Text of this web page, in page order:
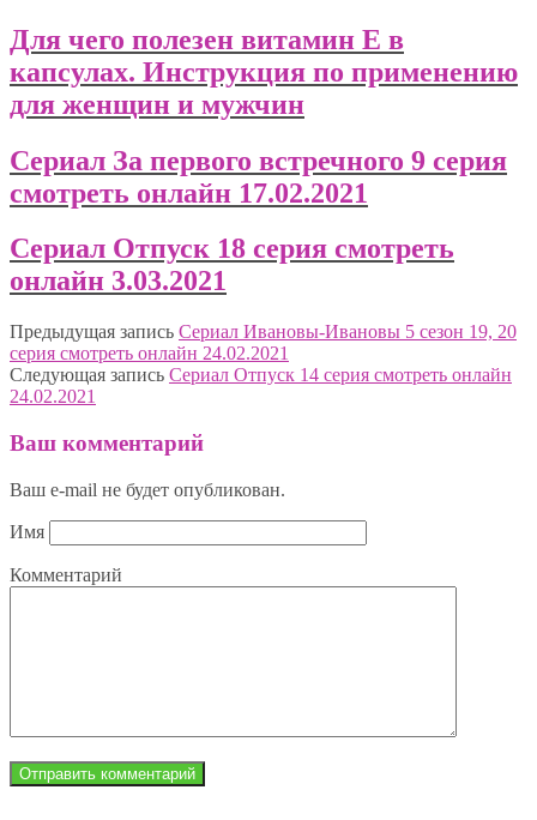
Для чего полезен витамин Е в
капсулах. Инструкция по применению
для женщин и мужчин
Сериал За первого встречного 9 серия
смотреть онлайн 17.02.2021
Сериал Отпуск 18 серия смотреть
онлайн 3.03.2021
Предыдущая запись Сериал Ивановы-Ивановы 5 сезон 19, 20
серия смотреть онлайн 24.02.2021
Следующая запись Сериал Отпуск 14 серия смотреть онлайн
24.02.2021
Ваш комментарий
Ваш e-mail не будет опубликован.
Имя
Комментарий